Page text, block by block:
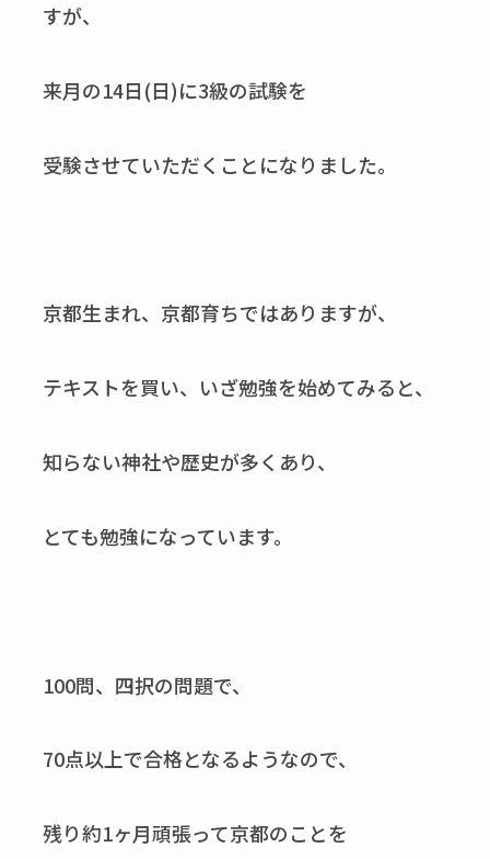
すが、
来月の14日(日)に3級の試験を
受験させていただくことになりました。
京都生まれ、京都育ちではありますが、
テキストを買い、いざ勉強を始めてみると、
知らない神社や歴史が多くあり、
とても勉強になっています。
100問、四択の問題で、
70点以上で合格となるようなので、
残り約1ヶ月頑張って京都のことを